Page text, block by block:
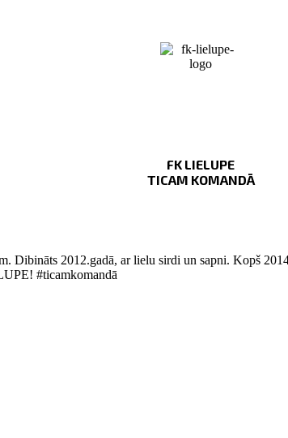
FK LIELUPE
TICAM KOMANDĀ
Dibināts 2012.gadā, ar lielu sirdi un sapni. Kopš
#ticamkomandā